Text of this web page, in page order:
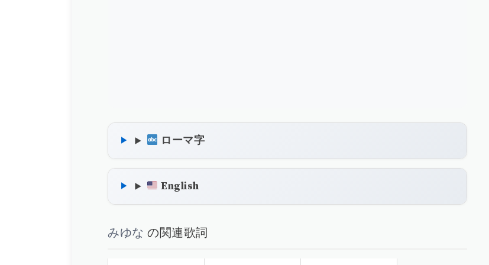
ローマ字
English
みゆな の関連歌詞